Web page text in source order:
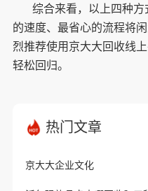
综合来看，以上四种
的速度、最省心的流程将
烈推荐使用京大大回收线
轻松回归。
热门文章
京大大企业文化